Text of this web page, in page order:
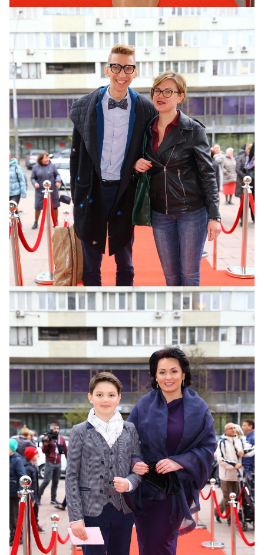
Вячеслав Соломка и Елена Сныткова
Анна Кушнерук с сыном